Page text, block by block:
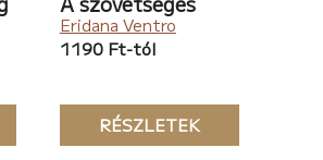
Eridana Ventro
1190 Ft-tól
RÉSZLETEK